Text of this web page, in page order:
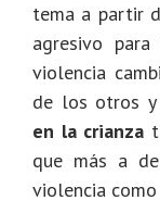
tema a partir
agresivo
violencia
de los otros y
en la crianza
que más a
violencia